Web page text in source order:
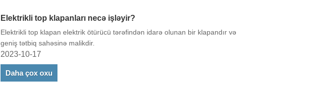
Elektrikli top klapanları necə işləyir?
Elektrikli top klapan elektrik ötürücü tərəfindən idarə olunan bir klapandır və
geniş tətbiq sahəsinə malikdir.
2023-10-17
Daha çox oxu